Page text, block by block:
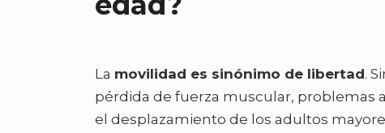
La movilidad es sinónimo de libertad.
pérdida de fuerza muscular, problemas
el desplazamiento de los adultos